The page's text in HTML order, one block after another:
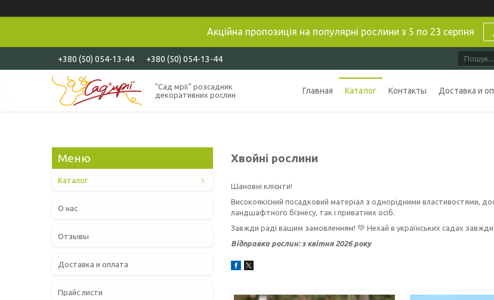
Акційна пропозиція на популярні рослини з 5 по 23 серпня
+380 (50) 054-13-44 +380 (50) 054-13-44
"Сад мрії" розсадник
декоративних рослин
Главная Каталог Контакты Доставка и
Хвойні рослини
Шановні клієнти!
Високоякісний посадковий матеріал з однорідними властивостями,
ландшафтного бізнесу, так і приватних осіб.
Завжди раді вашим замовленням! 💚 Нехай в українських садах
Відправка рослин: з квітня 2026 року
Каталог
О нас
Отзывы
Доставка и оплата
Прайс листи